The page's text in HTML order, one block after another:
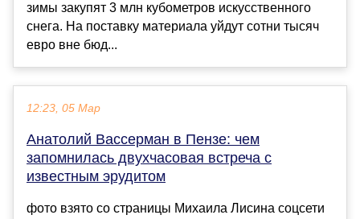
зимы закупят 3 млн кубометров искусственного
снега. На поставку материала уйдут сотни тысяч
евро вне бюд...
12:23, 05 Мар
Анатолий Вассерман в Пензе: чем
запомнилась двухчасовая встреча с
известным эрудитом
фото взято со страницы Михаила Лисина соцсети